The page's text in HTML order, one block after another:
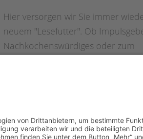
Hier versorgen wir Sie immer
neuem "Lesefutter". Ob
Nachkochenswürdiges oder zum